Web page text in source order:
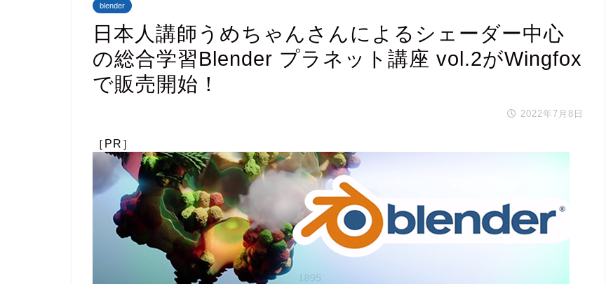
blender
日本人講師うめちゃんさんによるシェーダー中心
の総合学習Blender プラネット講座 vol.2がWingfox
で販売開始！
2022年7月8日
［PR］